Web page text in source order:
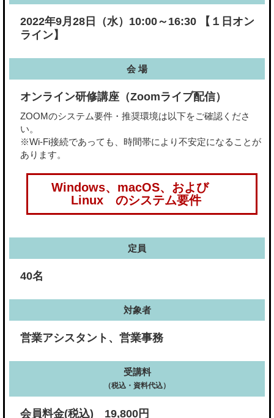
2022年9月28日（水）10:00～16:30 【１日オン
ライン】
会 場
オンライン研修講座（Zoomライブ配信）
ZOOMのシステム要件・推奨環境は以下をご確認くださ
い。
※Wi-Fi接続であっても、時間帯により不安定になることが
あります。
Windows、macOS、および
Linux のシステム要件
定員
40名
対象者
営業アシスタント、営業事務
受講料
（税込・資料代込）
会員料金(税込) 19,800円